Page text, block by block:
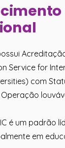
Service for
com
é um padrão
em